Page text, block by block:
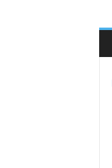
r